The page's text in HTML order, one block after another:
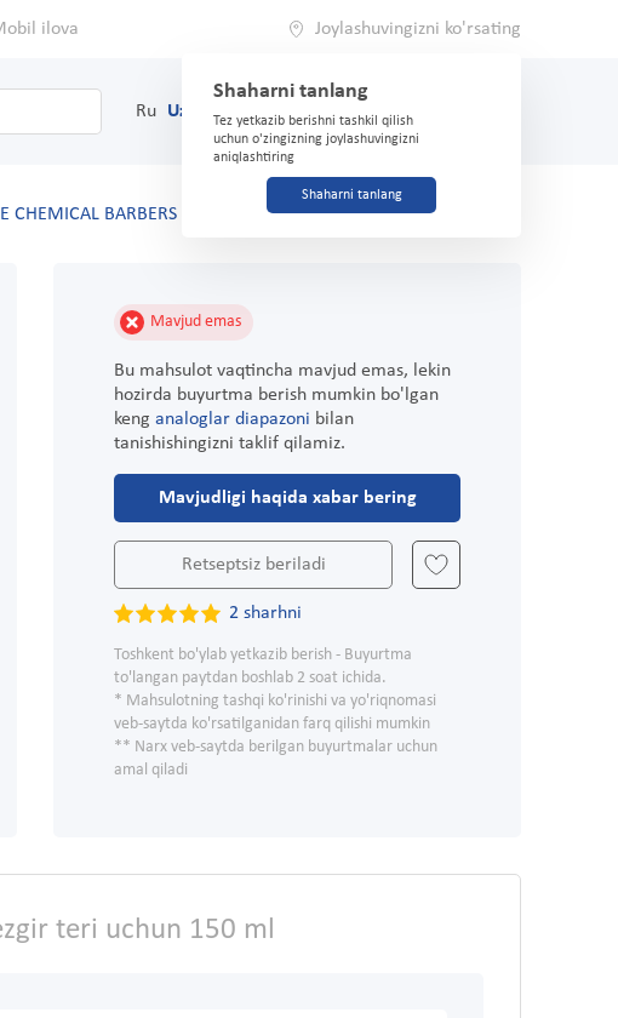
ilova Joylashuvingizni ko'rsating
Shaharni tanlang
Tez yetkazib berishni tashkil qilish
uchun o'zingizning joylashuvingizni
aniqlashtiring
Shaharni tanlang
Ru Uz (71) 200-03-03
CHEMICAL BARBERS sezgir teri uchun 150 ml
Mavjud emas
Bu mahsulot vaqtincha mavjud emas, lekin
hozirda buyurtma berish mumkin bo'lgan
keng analoglar diapazoni bilan
tanishishingizni taklif qilamiz.
Mavjudligi haqida xabar bering
Retseptsiz beriladi
2 sharhni
Toshkent bo'ylab yetkazib berish - Buyurtma
to'langan paytdan boshlab 2 soat ichida.
* Mahsulotning tashqi ko'rinishi va yo'riqnomasi
veb-saytda ko'rsatilganidan farq qilishi mumkin
** Narx veb-saytda berilgan buyurtmalar uchun
amal qiladi
teri uchun 150 ml